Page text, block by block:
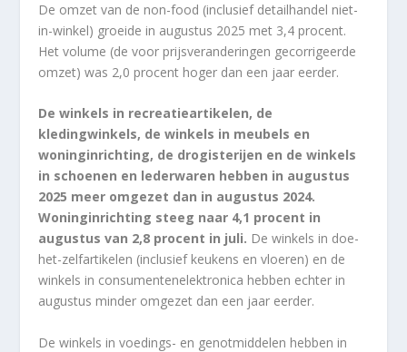
De omzet van de non-food (inclusief detailhandel niet-
in-winkel) groeide in augustus 2025 met 3,4 procent.
Het volume (de voor prijsveranderingen gecorrigeerde
omzet) was 2,0 procent hoger dan een jaar eerder.
De winkels in recreatieartikelen, de
kledingwinkels, de winkels in meubels en
woninginrichting, de drogisterijen en de winkels
in schoenen en lederwaren hebben in augustus
2025 meer omgezet dan in augustus 2024.
Woninginrichting steeg naar 4,1 procent in
augustus van 2,8 procent in juli. De winkels in doe-
het-zelfartikelen (inclusief keukens en vloeren) en de
winkels in consumentenelektronica hebben echter in
augustus minder omgezet dan een jaar eerder.
De winkels in voedings- en genotmiddelen hebben in